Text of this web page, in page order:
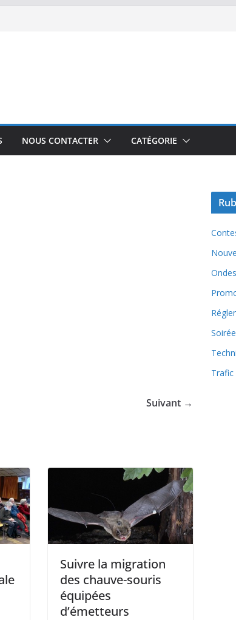
NOUS CONTACTER CATÉGORIE
Suivant →
Suivre la migration
des chauve-souris
équipées
d’émetteurs
Trafic